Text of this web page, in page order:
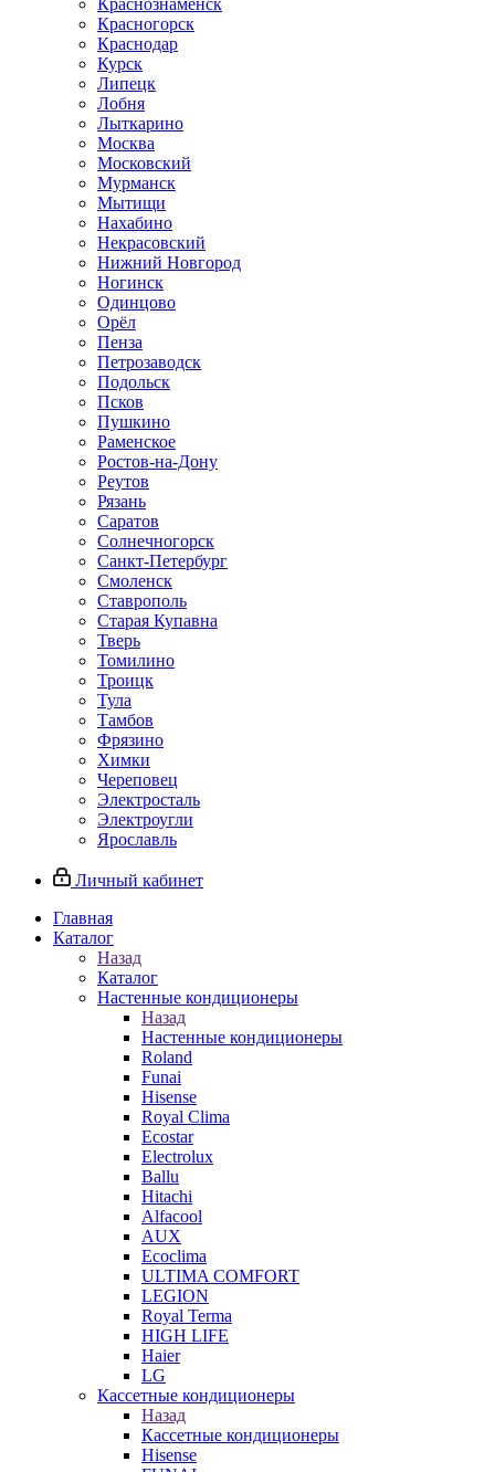
Краснознаменск
Красногорск
Краснодар
Курск
Липецк
Лобня
Лыткарино
Москва
Московский
Мурманск
Мытищи
Нахабино
Некрасовский
Нижний Новгород
Ногинск
Одинцово
Орёл
Пенза
Петрозаводск
Подольск
Псков
Пушкино
Раменское
Ростов-на-Дону
Реутов
Рязань
Саратов
Солнечногорск
Санкт-Петербург
Смоленск
Ставрополь
Старая Купавна
Тверь
Томилино
Троицк
Тула
Тамбов
Фрязино
Химки
Череповец
Электросталь
Электроугли
Ярославль
Личный кабинет
Главная
Каталог
Назад
Каталог
Настенные кондиционеры
Назад
Настенные кондиционеры
Roland
Funai
Hisense
Royal Clima
Ecostar
Electrolux
Ballu
Hitachi
Alfacool
AUX
Ecoclima
ULTIMA COMFORT
LEGION
Royal Terma
HIGH LIFE
Haier
LG
Кассетные кондиционеры
Назад
Кассетные кондиционеры
Hisense